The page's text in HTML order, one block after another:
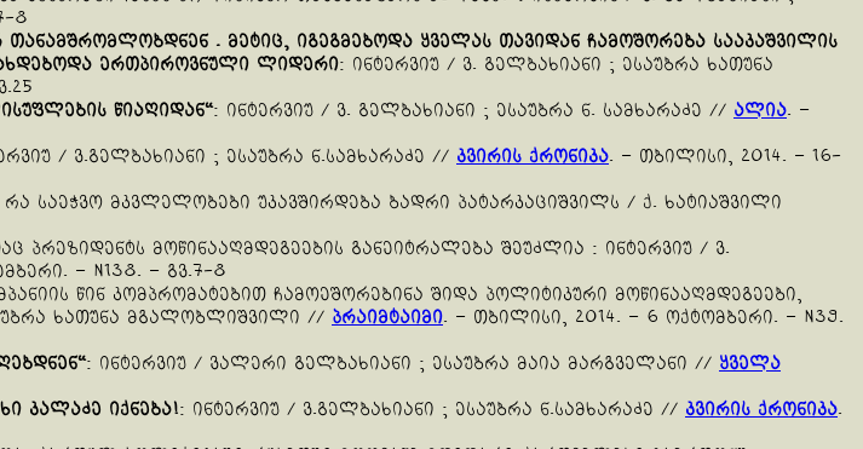
8
თანამშრომლობდნენ. მეტიც, იგეგმებოდა ყველას თავიდან ჩამოშორება სააკაშვილის
ერთპიროვნული ლიდერი: ინტერვიუ / ვ. გელბახიანი ; ესაუბრა ხათუნა
წიაღიდან“: ინტერვიუ / ვ. გელბახიანი ; ესაუბრა ნ. სამხარაძე // ალია. –
/ ვ.გელბახიანი ; ესაუბრა ნ.სამხარაძე // კვირის ქრონიკა. – თბილისი, 2014. – 16-
რა საეჭვო მკვლელობები უკავშირდება ბადრი პატარკაციშვილს / ქ. ხატიაშვილი
პრეზიდენტს მოწინააღმდეგეების განეიტრალება შეუძლია : ინტერვიუ / ვ.
– N138. – გვ.7-8
წინ კომპრომატებით ჩამოეშორებინა შიდა პოლიტიკური მოწინააღმდეგეები,
ხათუნა მგალობლიშვილი // პრაიმტაიმი. – თბილისი, 2014. – 6 ოქტომბერი. – N39.
“: ინტერვიუ / ვალერი გელბახიანი ; ესაუბრა მაია მარგველანი // ყველა
კალაძე იქნება!: ინტერვიუ / ვ.გელბახიანი ; ესაუბრა ნ.სამხარაძე // კვირის ქრონიკა.